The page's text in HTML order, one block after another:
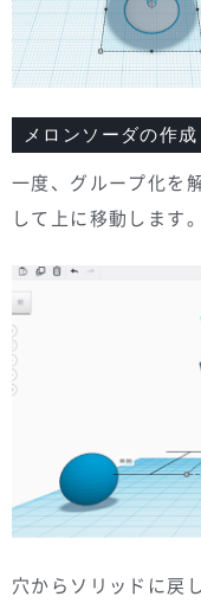
メロンソーダの作成
一度、グループ化を
して上に移動します。
穴からソリッドに戻